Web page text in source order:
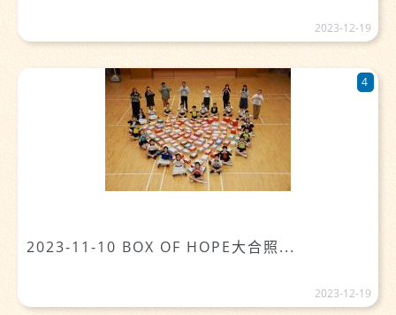
2023-12-19
2023-11-10 BOX OF HOPE大合照...
4
2023-12-19